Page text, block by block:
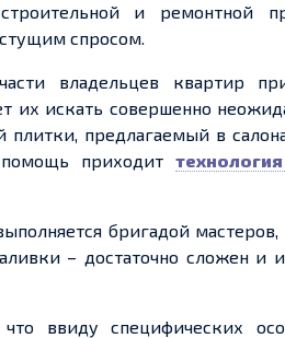
и ремонтной
спросом.
владельцев квартир
их искать совершенно
плитки, предлагаемый в
приходит
бригадой
– достаточно сложен
ввиду специфических